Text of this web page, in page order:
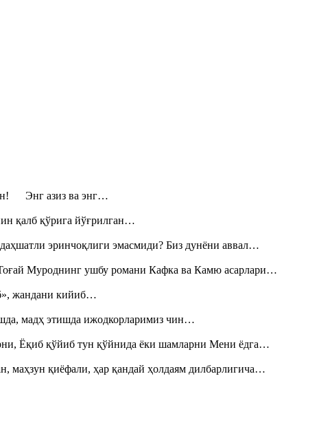
Энг азиз ва энг…
қалб қўрига йўғрилган…
эринчоқлиги эмасмиди? Биз дунёни аввал…
Муроднинг ушбу романи Кафка ва Камю асарлари…
жандани кийиб…
мадҳ этишда ижодкорларимиз чин…
Ёқиб қўйиб тун қўйнида ёки шамларни Мени ёдга…
маҳзун қиёфали, ҳар қандай ҳолдаям дилбарлигича…